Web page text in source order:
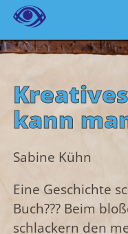
kann
Sabine Kühn
Eine Geschichte
Buch??? Beim
schlackern den